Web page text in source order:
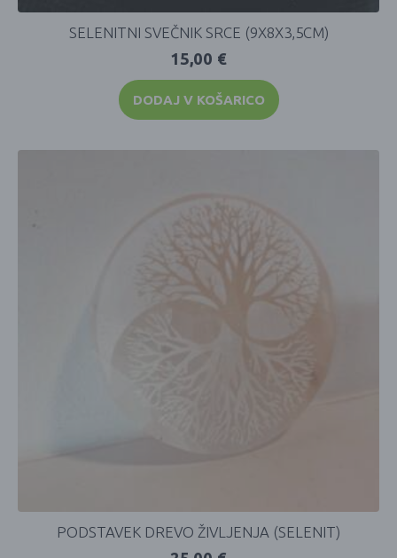
SELENITNI SVEČNIK SRCE (9X8X3,5CM)
15,00 €
DODAJ V KOŠARICO
PODSTAVEK DREVO ŽIVLJENJA (SELENIT)